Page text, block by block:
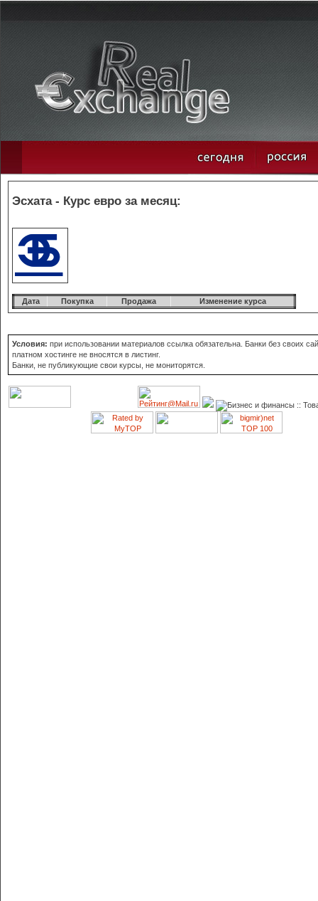
Эсхата - Курс евро за месяц:
Дата Покупка Продажа Изменение курса
Условия: при использовании материалов ссылка обязательна. Банки без своих
платном хостинге не вносятся в листинг.
Банки, не публикующие свои курсы, не мониторятся.